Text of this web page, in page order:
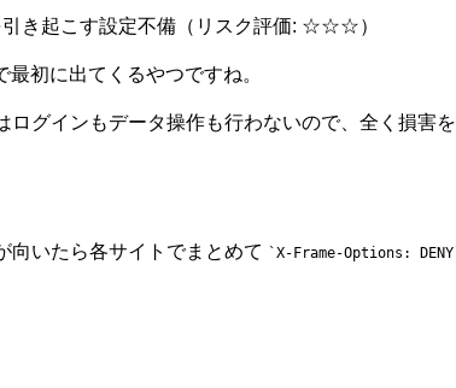
引き起こす設定不備（リスク評価: ☆☆☆）
初に出てくるやつですね。
ログインもデータ操作も行わないので、全く損害を
向いたら各サイトでまとめて X-Frame-Options: DENY